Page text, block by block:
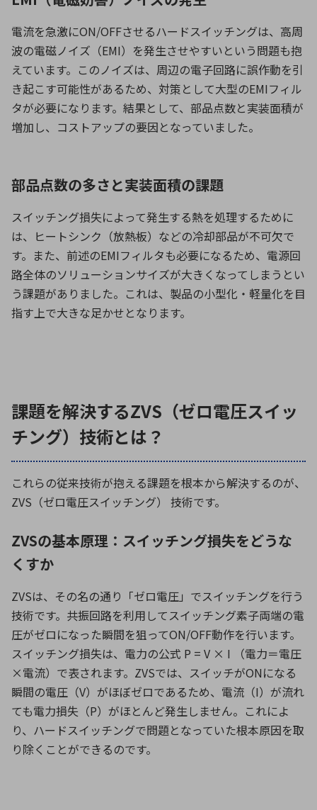
電流を急激にON/OFFさせるハードスイッチングは、高周
波の電磁ノイズ（EMI）を発生させやすいという問題も抱
えています。このノイズは、周辺の電子回路に誤作動を引
き起こす可能性があるため、対策として大型のEMIフィル
タが必要になります。結果として、部品点数と実装面積が
増加し、コストアップの要因となっていました。
部品点数の多さと実装面積の課題
スイッチング損失によって発生する熱を処理するために
は、ヒートシンク（放熱板）などの冷却部品が不可欠で
す。また、前述のEMIフィルタも必要になるため、電源回
路全体のソリューションサイズが大きくなってしまうとい
う課題がありました。これは、製品の小型化・軽量化を目
指す上で大きな足かせとなります。
課題を解決するZVS（ゼロ電圧スイッ
チング）技術とは？
これらの従来技術が抱える課題を根本から解決するのが、
ZVS （ゼロ電圧スイッチング） 技術です。
ZVSの基本原理：スイッチング損失をどうな
くすか
ZVSは、その名の通り「ゼロ電圧」でスイッチングを行う
技術です。共振回路を利用してスイッチング素子両端の電
圧がゼロになった瞬間を狙ってON/OFF動作を行います。
スイッチング損失は、電力の公式 P = V × I
（電力＝電圧
×電流）で表されます。 ZVSでは、スイッチがONになる
瞬間の電圧（V）がほぼゼロであるため、電流（I）が流れ
ても電力損失（P）がほとんど発生しません。これによ
り、ハードスイッチングで問題となっていた根本原因を取
り除くことができるのです。